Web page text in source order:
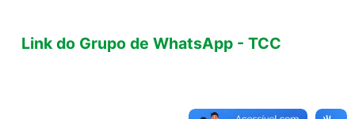
Link do Grupo de WhatsApp - TCC